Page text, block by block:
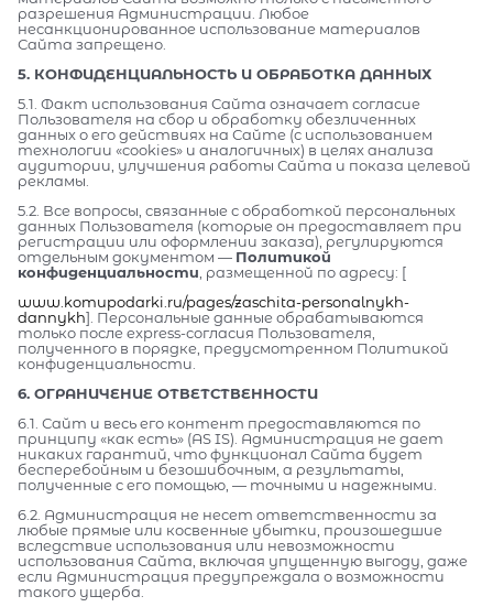
разрешения Администрации. Любое
несанкционированное использование материалов
Сайта запрещено.
5. КОНФИДЕНЦИАЛЬНОСТЬ И ОБРАБОТКА ДАННЫХ
5.1. Факт использования Сайта означает согласие
Пользователя на сбор и обработку обезличенных
данных о его действиях на Сайте (с использованием
технологии «cookies» и аналогичных) в целях анализа
аудитории, улучшения работы Сайта и показа целевой
рекламы.
5.2. Все вопросы, связанные с обработкой персональных
данных Пользователя (которые он предоставляет при
регистрации или оформлении заказа), регулируются
отдельным документом — Политикой
конфиденциальности , размещенной по адресу: [
www.komupodarki.ru/pages/zaschita-personalnykh-
dannykh]. Персональные данные обрабатываются
только после express-согласия Пользователя,
полученного в порядке, предусмотренном Политикой
конфиденциальности.
6. ОГРАНИЧЕНИЕ ОТВЕТСТВЕННОСТИ
6.1. Сайт и весь его контент предоставляются по
принципу «как есть» (AS IS). Администрация не дает
никаких гарантий, что функционал Сайта будет
бесперебойным и безошибочным, а результаты,
полученные с его помощью, — точными и надежными.
6.2. Администрация не несет ответственности за
любые прямые или косвенные убытки, произошедшие
вследствие использования или невозможности
использования Сайта, включая упущенную выгоду, даже
если Администрация предупреждала о возможности
такого ущерба.